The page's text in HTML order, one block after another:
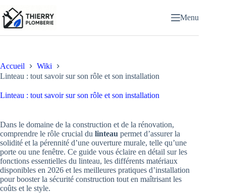
au
contenu
Menu
Accueil
Wiki
Linteau : tout savoir sur son rôle et son installation
Linteau : tout savoir sur son rôle et son installation
Dans le domaine de la construction et de la rénovation,
comprendre le rôle crucial du linteau permet d’assurer la
solidité et la pérennité d’une ouverture murale, telle qu’une
porte ou une fenêtre. Ce guide vous éclaire en détail sur les
fonctions essentielles du linteau, les différents matériaux
disponibles en 2026 et les meilleures pratiques d’installation
pour booster la sécurité construction tout en maîtrisant les
coûts et le style.